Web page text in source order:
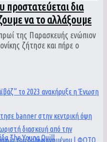
προστατεύεται δια
να το αλλάξουμε
της Παρασκευής ενώπιον
ζήτησε και πήρε ο